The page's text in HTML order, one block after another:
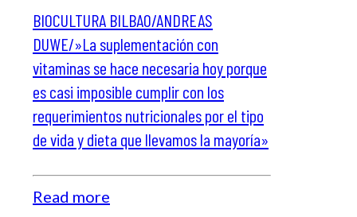
BIOCULTURA BILBAO/ANDREAS
DUWE/»La suplementación con
vitaminas se hace necesaria hoy porque
es casi imposible cumplir con los
requerimientos nutricionales por el tipo
de vida y dieta que llevamos la mayoría»
Read more